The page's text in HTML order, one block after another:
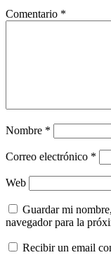
Comentario *
Nombre *
Correo electrónico *
Web
Guardar mi
navegador para la
Recibir un email